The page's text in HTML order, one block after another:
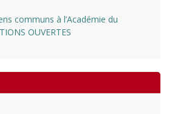
communs à l’Académie du
OUVERTES